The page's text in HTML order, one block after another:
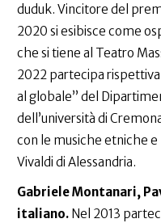
duduk. Vincitore del
2020 si esibisce come
che si tiene al Teatro
2022 partecipa
al globale” del
dell’università di
con le musiche etniche
Vivaldi di Alessandria.
Gabriele Montanari,
italiano. Nel 2013